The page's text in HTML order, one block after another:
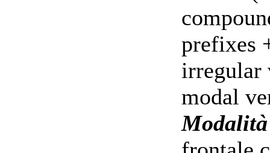
prefixes
irregular
modal